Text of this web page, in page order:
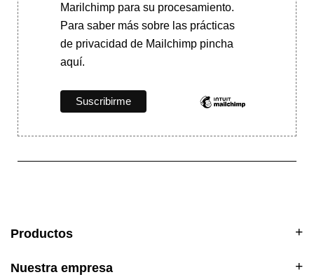
Marilchimp para su procesamiento.
Para saber mássobre las prácticas
de privacidad de Mailchimp pincha
aquí.
Productos
Nuestra empresa